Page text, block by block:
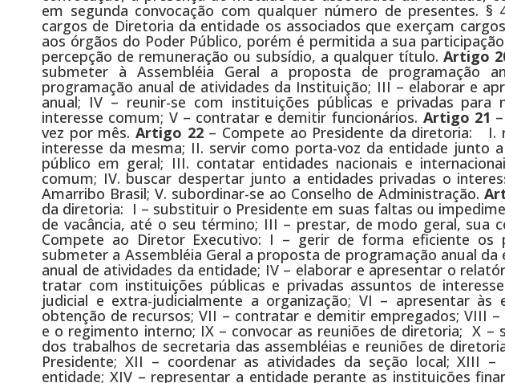
em segunda convocação com qualquer número de presentes.
cargos de Diretoria da entidade os associados que exerçam
aos órgãos do Poder Público, porém é permitida a sua
percepção de remuneração ou subsídio, a qualquer título.Artigo
submeter à Assembléia Geral a proposta de programação
programação anual de atividades da Instituição; III – elaborar e
anual; IV – reunir-se com instituições públicas e privadas para
interesse comum; V – contratar e demitir funcionários. Artigo 21
vez por mês.Artigo 22– Compete ao Presidente da diretoria: I.
interesse da mesma; II. servir como porta-voz da entidade junto
público em geral; III. contatar entidades nacionais e
comum; IV. buscar despertar junto a entidades privadas o
Amarribo Brasil; V. subordinar-se ao Conselho de Administração.
da diretoria: I – substituir o Presidente em suas faltas ou
de vacância, até o seu término; III – prestar, de modo geral, sua
Compete ao Diretor Executivo: I – gerir de forma eficiente
submeter a Assembléia Geral a proposta de programação anual
anual de atividades da entidade; IV – elaborar e apresentar o
tratar com instituições públicas e privadas assuntos de
judicial e extra-judicialmente a organização; VI – apresentar às
obtenção de recursos; VII – contratar e demitir empregados; VIII
e o regimento interno; IX – convocar as reuniões de diretoria; X –
dos trabalhos de secretaria das assembléias e reuniões de
Presidente; XII – coordenar as atividades da seção local; XIII
entidade; XIV – representar a entidade perante as instituições